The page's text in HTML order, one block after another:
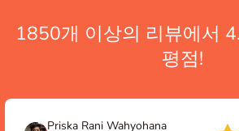
1850개 이상의 리뷰에서
평점!
Priska Rani Wahyohana